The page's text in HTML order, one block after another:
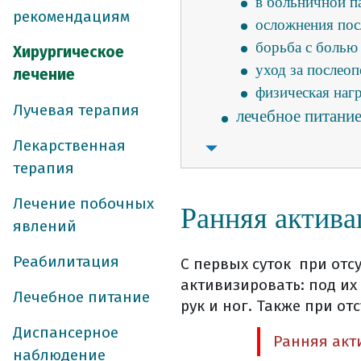
рекомендациям
Хирургическое
лечение
Лучевая терапия
Лекарственная
терапия
Лечение побочных
явлений
Реабилитация
Лечебное питание
Диспансерное
наблюдение
осложнения
борьба с болью
уход за
физическая
лечебное питание
лечебное
общие правила
лучевая терапия
принципы
как проходит
как проходит
какие
Ранняя
С первых суток при
активизировать: под
рук и ног. Также при
Ранняя